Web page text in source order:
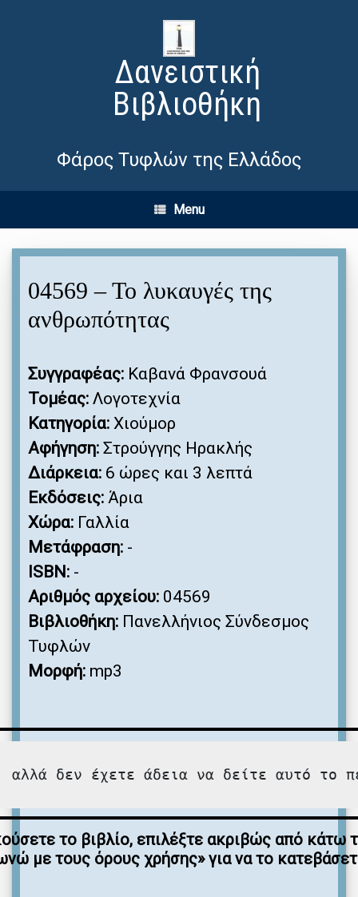
Δανειστική
Βιβλιοθήκη
Φάρος Τυφλών της Ελλάδος
Menu
04569 – Το λυκαυγές της
ανθρωπότητας
Συγγραφέας: Καβανά Φρανσουά
Τομέας: Λογοτεχνία
Κατηγορία: Χιούμορ
Αφήγηση: Στρούγγης Ηρακλής
Διάρκεια: 6 ώρες και 3 λεπτά
Εκδόσεις: Άρια
Χώρα: Γαλλία
Μετάφραση: -
ISBN: -
Αριθμός αρχείου: 04569
Βιβλιοθήκη: Πανελλήνιος Σύνδεσμος
Τυφλών
Μορφή: mp3
αλλά δεν έχετε άδεια να δείτε αυτό το
το βιβλίο, επιλέξτε ακριβώς από κάτω
με τους όρους χρήσης» για να το